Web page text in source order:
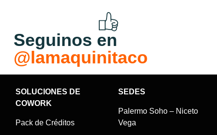
Seguinos en
@lamaquinitaco
SOLUCIONES DE
COWORK
Pack de Créditos
SEDES
Palermo Soho – Niceto
Vega